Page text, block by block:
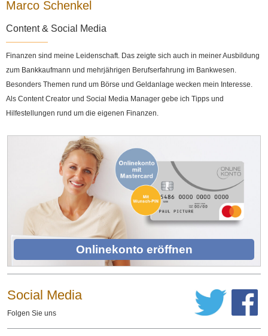
Marco Schenkel
Content & Social Media
Finanzen sind meine Leidenschaft. Das zeigte sich auch in meiner Ausbildung
zum Bankkaufmann und mehrjährigen Berufserfahrung im Bankwesen.
Besonders Themen rund um Börse und Geldanlage wecken mein Interesse.
Als Content Creator und Social Media Manager gebe ich Tipps und
Hilfestellungen rund um die eigenen Finanzen.
Onlinekonto eröffnen
Social Media
Folgen Sie uns